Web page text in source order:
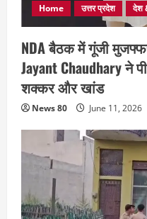
Home उत्तर प्रदेश देश
NDA बैठक में गूंजी
Jayant Chaudhary ने
शक्कर और खांड
News 80 June 11, 2026